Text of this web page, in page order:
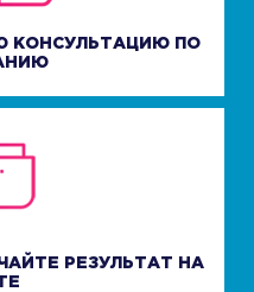
КОНСУЛЬТАЦИЮ ПО
РЕЗУЛЬТАТ НА